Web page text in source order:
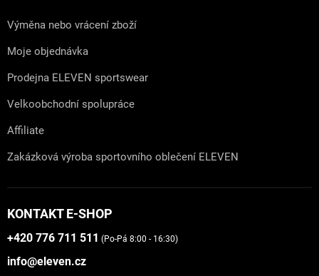
Výměna nebo vrácení zboží
Moje objednávka
Prodejna ELEVEN sportswear
Velkoobchodní spolupráce
Affiliate
Zakázková výroba sportovního oblečení ELEVEN
KONTAKT E-SHOP
+420 776 711 511 (Po-Pá 8:00 - 16:30)
info@eleven.cz